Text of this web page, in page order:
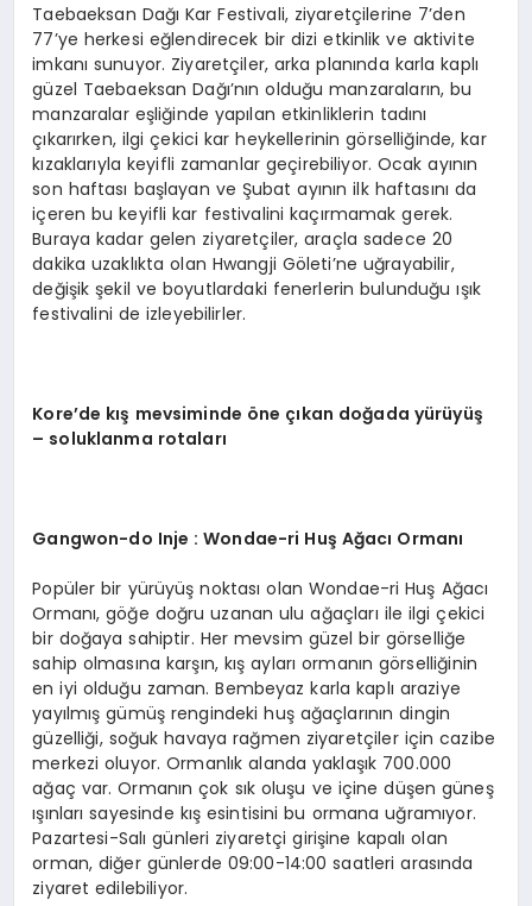
Taebaeksan Dağı Kar Festivali, ziyaretçilerine 7’den
77’ye herkesi eğlendirecek bir dizi etkinlik ve aktivite
imkanı sunuyor. Ziyaretçiler, arka planında karla kaplı
güzel Taebaeksan Dağı’nın olduğu manzaraların, bu
manzaralar eşliğinde yapılan etkinliklerin tadını
çıkarırken, ilgi çekici kar heykellerinin görselliğinde, kar
kızaklarıyla keyifli zamanlar geçirebiliyor. Ocak ayının
son haftası başlayan ve Şubat ayının ilk haftasını da
içeren bu keyifli kar festivalini kaçırmamak gerek.
Buraya kadar gelen ziyaretçiler, araçla sadece 20
dakika uzaklıkta olan Hwangji Göleti’ne uğrayabilir,
değişik şekil ve boyutlardaki fenerlerin bulunduğu ışık
festivalini de izleyebilirler.
Kore’de kış mevsiminde öne çıkan doğada yürüyüş
– soluklanma rotaları
Gangwon-do Inje : Wondae-ri Huş Ağacı Ormanı
Popüler bir yürüyüş noktası olan Wondae-ri Huş Ağacı
Ormanı, göğe doğru uzanan ulu ağaçları ile ilgi çekici
bir doğaya sahiptir. Her mevsim güzel bir görselliğe
sahip olmasına karşın, kış ayları ormanın görselliğinin
en iyi olduğu zaman. Bembeyaz karla kaplı araziye
yayılmış gümüş rengindeki huş ağaçlarının dingin
güzelliği, soğuk havaya rağmen ziyaretçiler için cazibe
merkezi oluyor. Ormanlık alanda yaklaşık 700.000
ağaç var. Ormanın çok sık oluşu ve içine düşen güneş
ışınları sayesinde kış esintisini bu ormana uğramıyor.
Pazartesi-Salı günleri ziyaretçi girişine kapalı olan
orman, diğer günlerde 09:00-14:00 saatleri arasında
ziyaret edilebiliyor.